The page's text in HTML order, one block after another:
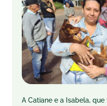
A Catiane e a Isabela,